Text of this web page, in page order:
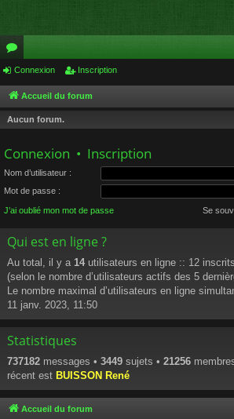
or
u
m
Connexion Inscription
Accueil du forum
Aucun forum.
Connexion • Inscription
Nom d’utilisateur :
Mot de passe :
J’ai oublié mon mot de passe Se
Qui est en ligne ?
Au total, il y a 14 utilisateurs en ligne :: 12
(selon le nombre d’utilisateurs actifs des 5
Le nombre maximal d’utilisateurs en ligne
11 janv. 2023, 11:50
Statistiques
737182 messages • 3449 sujets • 21256
récent est BUISSON René
Accueil du forum